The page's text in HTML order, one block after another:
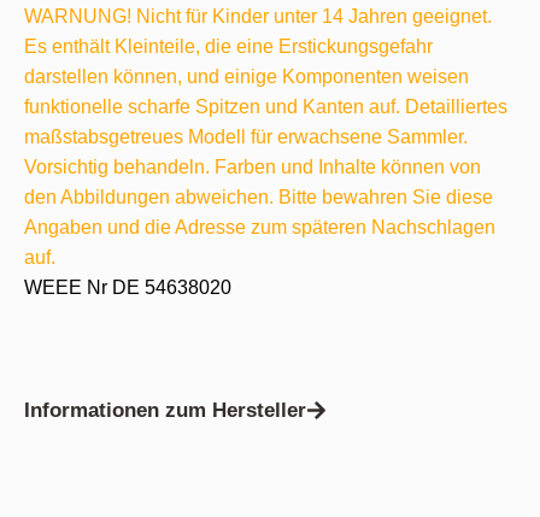
WARNUNG! Nicht für Kinder unter 14 Jahren geeignet.
Es enthält Kleinteile, die eine Erstickungsgefahr
darstellen können, und einige Komponenten weisen
funktionelle scharfe Spitzen und Kanten auf. Detailliertes
maßstabsgetreues Modell für erwachsene Sammler.
Vorsichtig behandeln. Farben und Inhalte können von
den Abbildungen abweichen. Bitte bewahren Sie diese
Angaben und die Adresse zum späteren Nachschlagen
auf.
WEEE Nr DE 54638020
Informationen zum Hersteller